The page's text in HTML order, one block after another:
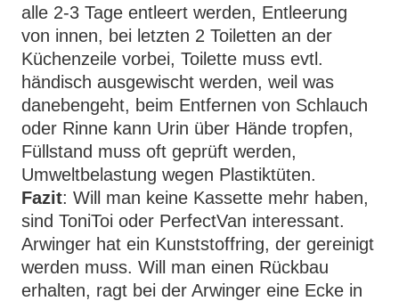
alle 2-3 Tage entleert werden, Entleerung
von innen, bei letzten 2 Toiletten an der
Küchenzeile vorbei, Toilette muss evtl.
händisch ausgewischt werden, weil was
danebengeht, beim Entfernen von Schlauch
oder Rinne kann Urin über Hände tropfen,
Füllstand muss oft geprüft werden,
Umweltbelastung wegen Plastiktüten.
Fazit: Will man keine Kassette mehr haben,
sind ToniToi oder PerfectVan interessant.
Arwinger hat ein Kunststoffring, der gereinigt
werden muss. Will man einen Rückbau
erhalten, ragt bei der Arwinger eine Ecke in